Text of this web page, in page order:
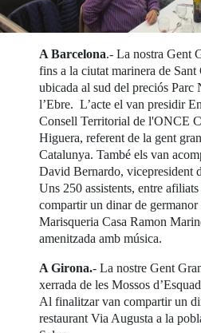
A Barcelona.- La nostra Gent
fins a la ciutat marinera de Sant
ubicada al sud del preciós Parc
l’Ebre. L’acte el van presidir
Consell Territorial de l'ONCE
Higuera, referent de la gent
Catalunya. També els van
David Bernardo, vicepresident
Uns 250 assistents, entre
compartir un dinar de germanor
Marisqueria Casa Ramon
amenitzada amb música.
A Girona.- La nostre Gent
xerrada de les Mossos
Al finalitzar van compartir un
restaurant Via Augusta a la